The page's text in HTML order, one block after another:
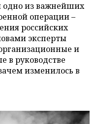
из важнейших
операции –
российских
эксперты
и
в руководстве
изменилось в